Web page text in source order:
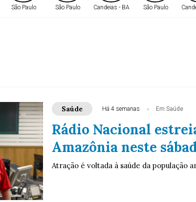
São Paulo São Paulo Candeias - BA São Paulo
Saúde Há 4 semanas Em Saúde
Rádio Nacional
Amazônia neste
Atração é voltada à saúde da população